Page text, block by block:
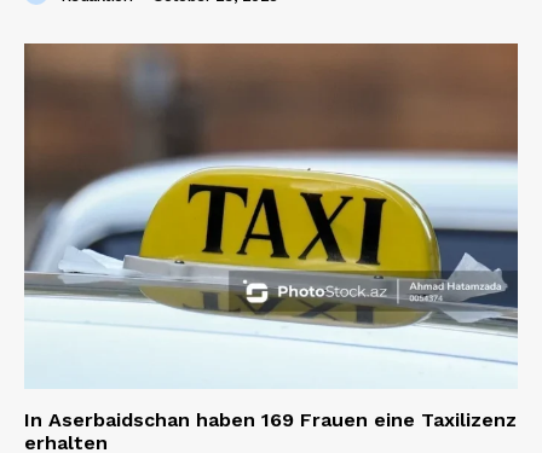
In Aserbaidschan haben 169 Frauen eine Taxilizenz
erhalten